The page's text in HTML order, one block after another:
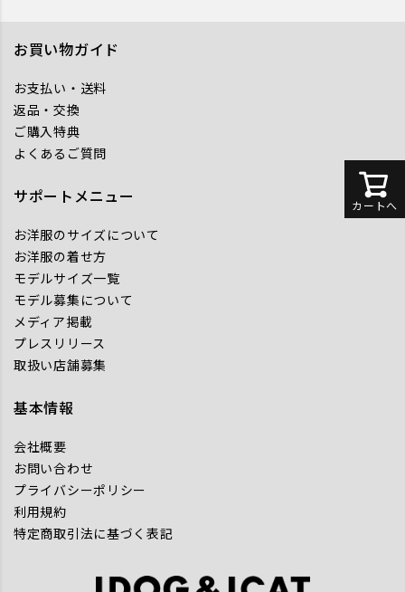
カートへ
お買い物ガイド
お支払い・送料
返品・交換
ご購入特典
よくあるご質問
サポートメニュー
お洋服のサイズについて
お洋服の着せ方
モデルサイズ一覧
モデル募集について
メディア掲載
プレスリリース
取扱い店舗募集
基本情報
会社概要
お問い合わせ
プライバシーポリシー
利用規約
特定商取引法に基づく表記